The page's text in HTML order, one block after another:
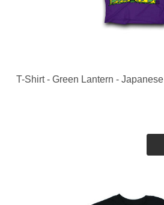
T-Shirt - Green Lantern - Japanese